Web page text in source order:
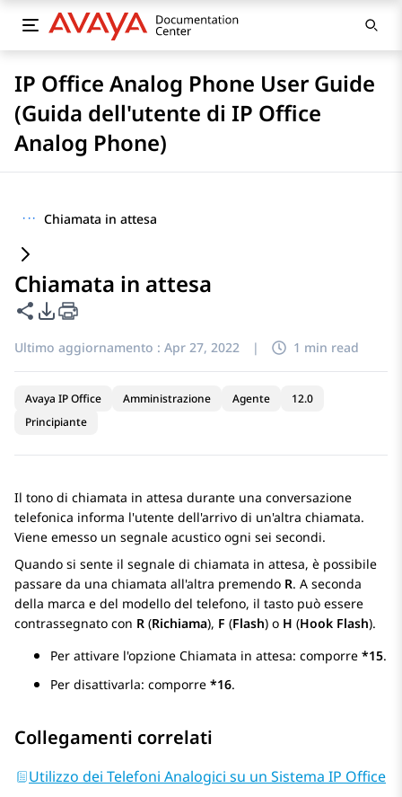
IP Office Analog Phone User Guide
(Guida dell'utente di IP Office
Analog Phone)
··· Chiamata in attesa
Chiamata in attesa
Condividi questa pagina
Opzioni di esportazione PDF
Ultimo aggiornamento : Apr 27, 2022 | 1 min read
Avaya IP Office Amministrazione Agente
12.0
Principiante
Il tono di chiamata in attesa durante una conversazione
telefonica informa l'utente dell'arrivo di un'altra chiamata.
Viene emesso un segnale acustico ogni sei secondi.
Quando si sente il segnale di chiamata in attesa, è possibile
passare da una chiamata all'altra premendo R. A seconda
della marca e del modello del telefono, il tasto può essere
contrassegnato con R (Richiama), F (Flash) o H (Hook Flash).
Per attivare l'opzione Chiamata in attesa: comporre *15.
Per disattivarla: comporre *16.
Collegamenti correlati
Utilizzo dei Telefoni Analogici su un Sistema IP Office